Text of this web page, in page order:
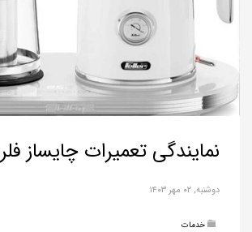
نمایندگی تعمیرات چایساز فلر
دوشنبه, ۰۲ مهر ۱۴۰۳
خدمات